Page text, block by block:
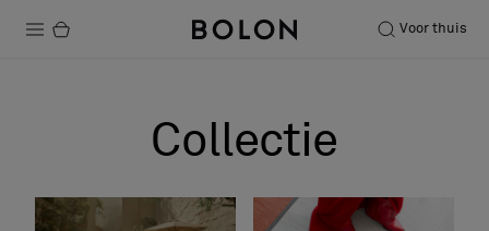
Voor thuis
Projecten
Duurzaamheid
Collectie